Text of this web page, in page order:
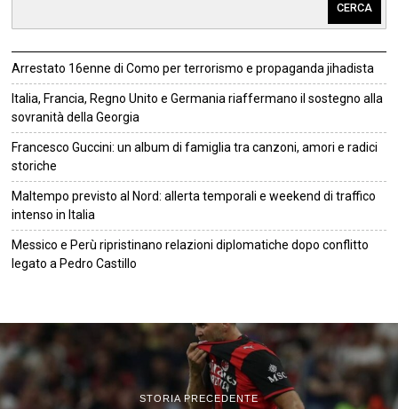
CERCA
Arrestato 16enne di Como per terrorismo e propaganda jihadista
Italia, Francia, Regno Unito e Germania riaffermano il sostegno alla
sovranità della Georgia
Francesco Guccini: un album di famiglia tra canzoni, amori e radici
storiche
Maltempo previsto al Nord: allerta temporali e weekend di traffico
intenso in Italia
Messico e Perù ripristinano relazioni diplomatiche dopo conflitto
legato a Pedro Castillo
STORIA PRECEDENTE